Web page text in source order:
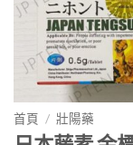
首頁 / 壯陽藥